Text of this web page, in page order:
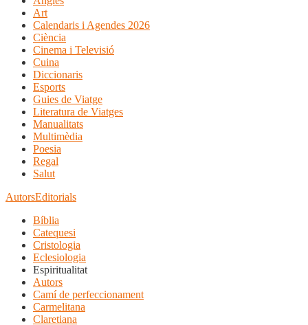
Art
Calendaris i Agendes 2026
Ciència
Cinema i Televisió
Cuina
Diccionaris
Esports
Guies de Viatge
Literatura de Viatges
Manualitats
Multimèdia
Poesia
Regal
Salut
AutorsEditorials
Bíblia
Catequesi
Cristologia
Eclesiologia
Espiritualitat
Autors
Camí de perfeccionament
Carmelitana
Claretiana